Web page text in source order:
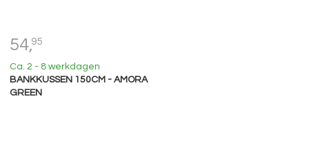
54,95
Ca. 2 - 8 werkdagen
BANKKUSSEN 150CM - AMORA
GREEN